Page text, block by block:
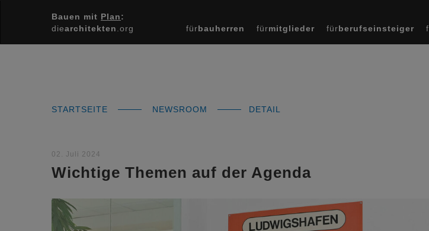
Bauen mit Plan:
diearchitekten .org fürbauherren fürmitglieder fürberufseinsteiger
STARTSEITE NEWSROOM DETAIL
02. Juli 2024
Wichtige Themen auf der Agenda